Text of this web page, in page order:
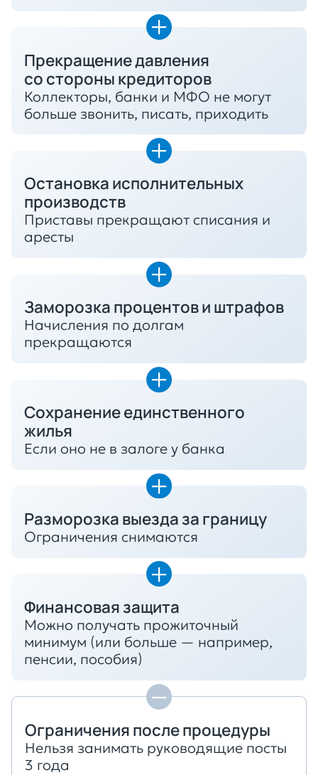
Прекращение давления
со стороны кредиторов
Коллекторы, банки и МФО не могут
больше звонить, писать, приходить
Остановка исполнительных
производств
Приставы прекращают списания и
аресты
Заморозка процентов и штрафов
Начисления по долгам
прекращаются
Сохранение единственного
жилья
Если оно не в залоге у банка
Разморозка выезда за границу
Ограничения снимаются
Финансовая защита
Можно получать прожиточный
минимум (или больше — например,
пенсии, пособия)
Ограничения после процедуры
Нельзя занимать руководящие посты
3 года